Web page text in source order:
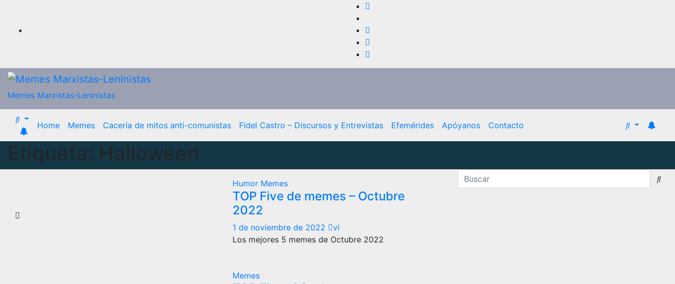
contenido
Memes Marxistas-Leninistas
Home Memes Cacería de mitos anti-comunistas Fidel Castro – Discursos y Entrevistas Efemérides Apóyanos Contacto
Etiqueta: Halloween
Humor Memes
TOP Five de memes – Octubre
2022
1 de noviembre de 2022
vl
Los mejores 5 memes de Octubre 2022
Memes